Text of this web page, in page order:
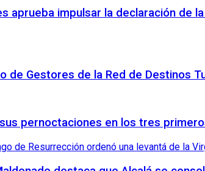
aprueba impulsar la declaración
de Gestores de la Red de Destinos
pernoctaciones en los tres